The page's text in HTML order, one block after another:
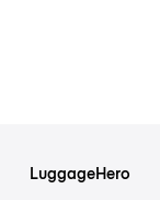
LuggageHero